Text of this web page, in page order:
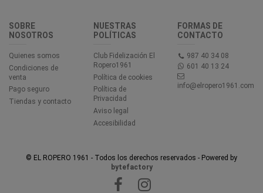
SOBRE
NOSOTROS
Quienes somos
Condiciones de
venta
Pago seguro
Tiendas y contacto
NUESTRAS
POLÍTICAS
Club Fidelización El
Ropero1961
Política de cookies
Política de
Privacidad
Aviso legal
Accesibilidad
FORMAS DE
CONTACTO
987 40 34 08
601 40 13 24
info@elropero1961.com
© EL ROPERO 1961 - Todos los derechos reservados - Powered by
bytefactory